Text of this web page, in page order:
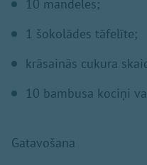
10 mandeles;
1 šokolādes tāfelīte;
krāsainās cukura
10 bambusa kociņi
Gatavošana